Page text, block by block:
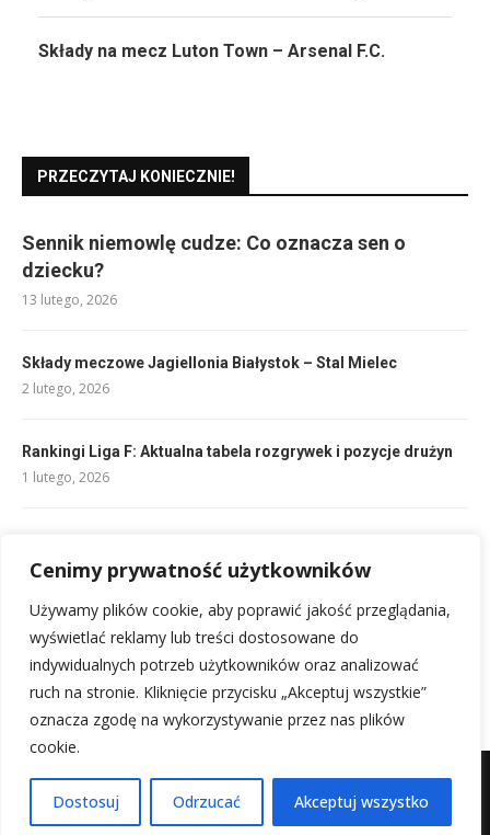
Cenimy prywatność użytkowników
Używamy plików cookie, aby poprawić jakość przeglądania,
wyświetlać reklamy lub treści dostosowane do
indywidualnych potrzeb użytkowników oraz analizować
ruch na stronie. Kliknięcie przycisku „Akceptuj wszystkie”
oznacza zgodę na wykorzystywanie przez nas plików
cookie.
Dostosuj Odrzucać Akceptuj wszystko
Składy na mecz Luton Town – Arsenal F.C.
PRZECZYTAJ KONIECZNIE!
Sennik niemowlę cudze: Co oznacza sen o
dziecku?
13 lutego, 2026
Składy meczowe Jagiellonia Białystok – Stal Mielec
2 lutego, 2026
Rankingi Liga F: Aktualna tabela rozgrywek i pozycje drużyn
1 lutego, 2026
12 lutego, 2026
Składy Newcastle United vs Aston Villa: Kto zagra?
1 lutego, 2026
Mapa witryny Kontakt z nami